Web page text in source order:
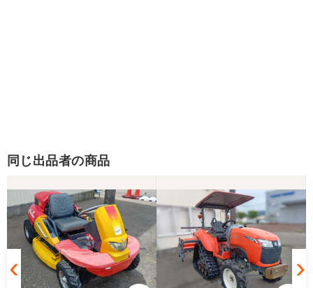
同じ出品者の商品